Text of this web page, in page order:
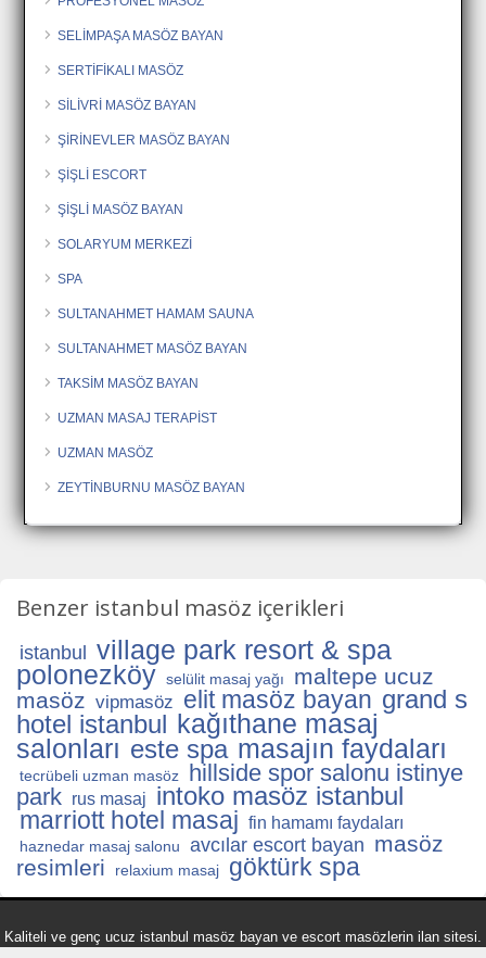
SELİMPAŞA MASÖZ BAYAN
SERTİFİKALI MASÖZ
SİLİVRİ MASÖZ BAYAN
ŞİRİNEVLER MASÖZ BAYAN
ŞİŞLİ ESCORT
ŞİŞLİ MASÖZ BAYAN
SOLARYUM MERKEZİ
SPA
SULTANAHMET HAMAM SAUNA
SULTANAHMET MASÖZ BAYAN
TAKSİM MASÖZ BAYAN
UZMAN MASAJ TERAPİST
UZMAN MASÖZ
ZEYTİNBURNU MASÖZ BAYAN
Benzer istanbul masöz içerikleri
istanbul village park resort & spa
polonezköy selülit masaj yağı
maltepe ucuz
masöz vipmasöz elit masöz bayan grand s
hotel istanbul kağıthane masaj
salonları este spa masajın faydaları
tecrübeli uzman masöz
hillside spor salonu istinye
park rus masaj intoko masöz istanbul
marriott hotel masaj fin hamamı faydaları
haznedar masaj salonu avcılar escort bayan masöz
resimleri
relaxium masaj göktürk spa
Kaliteli ve genç ucuz istanbul masöz bayan ve escort masözlerin ilan sitesi.